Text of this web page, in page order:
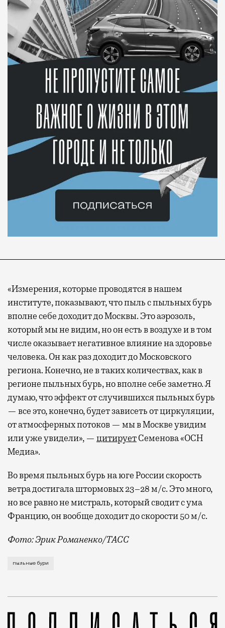
«Измерения, которые проводятся в нашем
институте, показывают, что пыль с пыльных бурь
вполне себе доходит до Москвы. Это аэрозоль,
который мы не видим, но он есть в воздухе и в том
числе оказывает негативное влияние на здоровье
человека. Он как раз доходит до Московского
региона. Конечно, не в таких количествах, как в
регионе пыльных бурь, но вполне себе заметно. Я
думаю, что эффект от случившихся пыльных бурь
— все это, конечно, будет зависеть от циркуляции,
от атмосферных потоков — мы в Москве увидим
или уже увидели», — цитируетСеменова «ОСН
Медиа».
Во время пыльных бурь на юге России скорость
ветра достигала штормовых 23–28 м/с. Это много,
но все равно не мистраль, который сводит с ума
Францию, он вообще доходит до скорости 50 м/с.
Фото: Эрик Романенко/ТАСС
Пыльные бури на юге России, прошедшие в эти
пыльные бури